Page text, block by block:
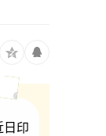
日印